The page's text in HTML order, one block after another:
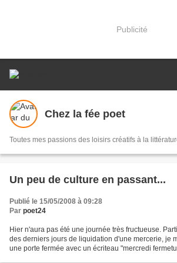
Publicité
Chez la fée poet
Toutes mes passions des loisirs créatifs à la
Un peu de culture en passant...
Publié le 15/05/2008 à 09:28
Par poet24
Hier n'aura pas été une journée très fructueuse.
des derniers jours de liquidation d'une mercerie, je
une porte fermée avec un écriteau "mercredi